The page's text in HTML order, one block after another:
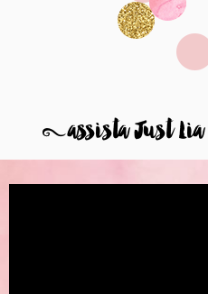
8assista Just